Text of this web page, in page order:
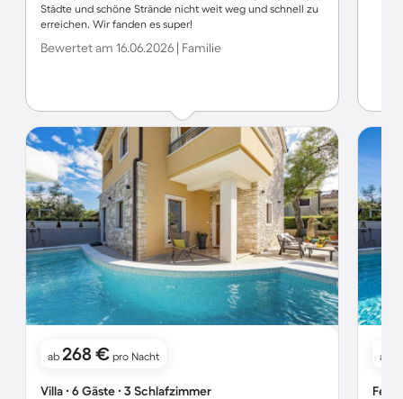
Städte und schöne Strände nicht weit weg und schnell zu
erreichen. Wir fanden es super!
Bewertet am 16.06.2026 | Familie
ab 268 € pro Nacht
Villa ∙ 6 Gäste ∙ 3 Schlafzimmer
ab